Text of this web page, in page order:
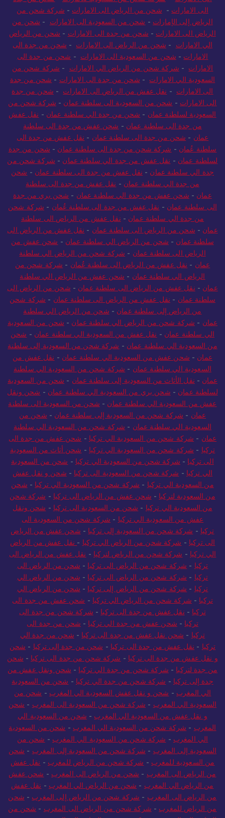
الى الامارات - شحن من الرياض الى الامارات - شركة شحن من
الرياض إلى الإمارات - شحن من السعودية الى الامارات - شحن من
الرياض الى الامارات - شحن من جدة الى الامارات - شحن من الرياض
الي الامارات - شحن من الرياض الى الامارات - شحن من جدة الى
الامارات - شحن من السعودية الى الامارات - شحن من جدة الى
الامارات - شركة شحن من الرياض الي الامارات - شركة شحن من
السعودية الي الامارات - شحن من جدة الى الامارات - شحن من جدة
الى الامارات - نقل عفش من الرياض الى الامارات - شحن من جدة
الى الامارات - شحن من السعودية الى سلطنة عمان - شركة شحن من
السعودية لسلطنة عمان - شحن من جدة الي سلطنة عمان - نقل عفش
من جدة الى سلطنة عمان - شحن عفش من جدة الى سلطنة
عمان - شحن من جدة الى سلطنة عمان - نقل عفش من جدة الى
سلطنة عُمان - شركة شحن من جدة الى سلطنة عمان - شحن من جدة
لسلطنة عمان - نقل عفش من جدة الي سلطنة عمان - شركة شحن من
جدة الي سلطنة عمان - نقل عفش من جدة الى سلطنة عمان - شحن
من جدة الي سلطنة عمان - نقل عفش من جدة الى سلطنة
عمان - شحن عفش من جدة الي سلطنة عمان - شحن بري من جدة
الى سلطنة عمان - نقل عفش من جدة الى سلطنة عُمان - شركة شحن
من جدة الي سلطنة عمان - نقل عفش من الرياض الى سلطنة
عمان - شحن من الرياض الى سلطنة عمان - نقل عفش من الرياض الى
سلطنة عمان - شحن من الرياض الي سلطنة عمان - شحن عفش من
الرياض الى سلطنة عمان - شركة شحن من الرياض الي سلطنة
عمان - نقل عفش من الرياض الى سلطنة عُمان - شركة شحن من
الرياض الي سلطنة عمان - شحن عفش من الرياض الي سلطنة
عمان - نقل عفش من الرياض الى سلطنة عمان - شحن من الرياض الى
سلطنة عمان - نقل عفش من الرياض الى سلطنة عمان - شركة شحن
من الرياض إلى سلطنة عمان - شحن من الرياض الي سلطنة
عمان - شركة شحن من الرياض الي سلطنة عمان - شحن من السعودية
الي سلطنة عمان - نقل عفش من السعودية الي سلطنة عمان - شحن
من السعودية الي سلطنة عمان - شركة شحن من السعودية إلى سلطنة
عمان - شحن عفش من السعودية الي سلطنة عمان - نقل عفش من
السعودية الي سلطنة عمان - شركة شحن من السعودية الي سلطنة
عمان - نقل الأثاث من السعودية إلى سلطنة عمان - شحن من السعودية
لسلطنة عمان - شحن بري من السعودية الي سلطنة عمان - شحن ونقل
عفش من السعودية الي سلطنة عمان - شحن من السعودية الى سلطنة
عمان - شركة شحن من السعودية إلى سلطنة عمان - شحن من
السعودية الي سلطنة عمان - شركة شحن من السعودية الي سلطنة
عمان - شركة شحن من السعودية الي تركيا - شحن عفش من جدة الى
تركيا - شركة شحن من السعودية الي تركيا - شحن أثاث من السعودية
الى تركيا - شركة شحن من السعودية الي تركيا - شحن من السعودية
الي تركيا - شركة شحن من السعودية الى تركيا - شحن و نقل عفش
من السعودية الي تركيا - شركة شحن من السعودية الي تركيا - شحن
من السعودية لتركيا - شحن عفش من الرياض الى تركيا - شركة شحن
من السعودية الي تركيا - شحن من السعودية الى تركيا - شحن ونقل
عفش من السعودية الي تركيا - شركة شحن من السعودية الى
تركيا - شركة شحن من السعودية إلى تركيا - شحن عفش من الرياض
الى تركيا - شركة شحن من الرياض الي تركيا - نقل عفش من الرياض
الي تركيا - شركة شحن من الرياض لتركيا - نقل عفش من الرياض الى
تركيا - شركة شحن من الرياض الى تركيا - شحن من الرياض الى
تركيا - شركة شحن من الرياض الى تركيا - شحن من الرياض الي
تركيا - شركة شحن من الرياض إلى تركيا - شحن من الرياض الي
تركيا - شركة شحن من الرياض الي تركيا - شحن عفش من جدة الى
تركيا - نقل عفش من جدة الى تركيا - شركة شحن من جدة الى
تركيا - شحن عفش من جدة الي تركيا - شحن من جدة الى
تركيا - شحن نقل عفش من جدة الى تركيا - شحن من جدة الي
تركيا - نقل عفش من جدة الى تركيا - شحن من جدة إلى تركيا - شحن
و نقل عفش من جدة الى تركيا - شركة شحن من جدة الى تركيا - شحن
من جدة لتركيا - شركة شحن من جدة الي تركيا - شحن ونقل عفش من
جدة إلى تركيا - شركة شحن من جدة الي تركيا - شحن من السعودية
الي المغرب - شحن و نقل عفش السعودية الي المغرب - شحن من
السعودية الي المغرب - شركة شحن من السعودية الى المغرب - شحن
و نقل عفش من السعودية الي المغرب - شحن من السعودية الي
المغرب - شركة شحن من السعودية الي المغرب - شحن من السعودية
الي المغرب - شركة شحن من السعودية الي المغرب - شحن من
السعودية إلى المغرب - شركة شحن من السعودية إلى المغرب - شحن
من السعودية للمغرب - شركة شحن من الرياض للمغرب - نقل عفش
من الرياض الى المغرب - شحن من الرياض الى المغرب - شحن عفش
من الرياض الي المغرب - شحن من الرياض الي المغرب - نقل عفش
من الرياض الى المغرب - شركة شحن من الرياض إلى المغرب - شحن
من الرياض للمغرب - شركة شحن من الرياض الى المغرب - شحن من